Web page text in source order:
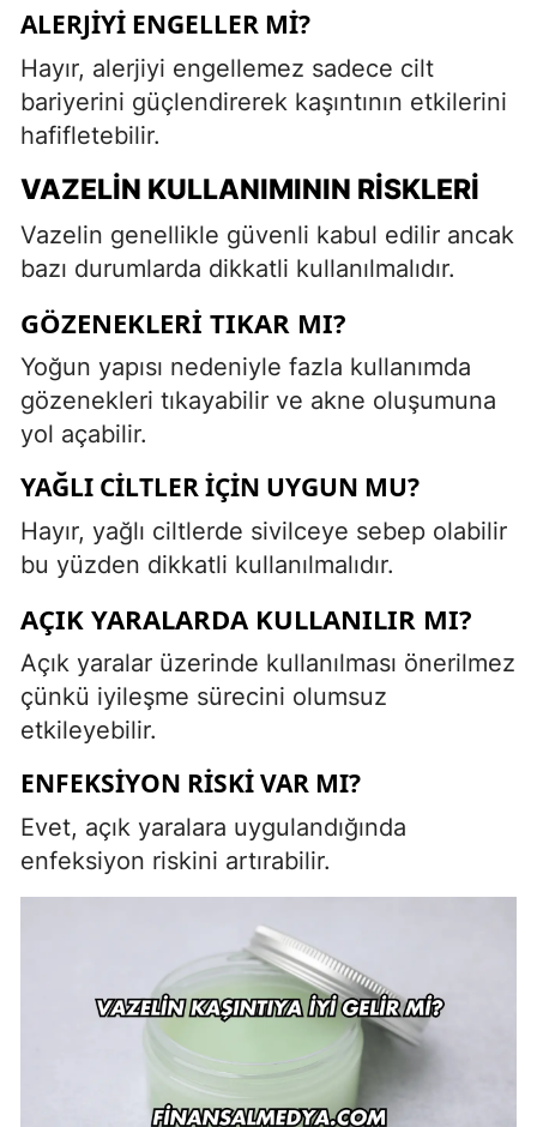
ALERJIYI ENGELLER MI?
Hayır, alerjiyi engellemez sadece cilt
bariyerini güçlendirerek kaşıntının etkilerini
hafifletebilir.
VAZELIN KULLANIMININ RISKLERI
Vazelin genellikle güvenli kabul edilir ancak
bazı durumlarda dikkatli kullanılmalıdır.
GÖZENEKLERI TIKAR MI?
Yoğun yapısı nedeniyle fazla kullanımda
gözenekleri tıkayabilir ve akne oluşumuna
yol açabilir.
YAĞLI CILTLER İÇIN UYGUN MU?
Hayır, yağlı ciltlerde sivilceye sebep olabilir
bu yüzden dikkatli kullanılmalıdır.
AÇIK YARALARDA KULLANILIR MI?
Açık yaralar üzerinde kullanılması önerilmez
çünkü iyileşme sürecini olumsuz
etkileyebilir.
ENFEKSIYON RISKI VAR MI?
Evet, açık yaralara uygulandığında
enfeksiyon riskini artırabilir.